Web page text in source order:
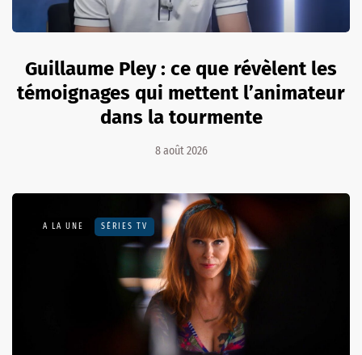
Guillaume Pley : ce que révèlent les
témoignages qui mettent l’animateur
dans la tourmente
8 août 2026
A LA UNE SÉRIES TV